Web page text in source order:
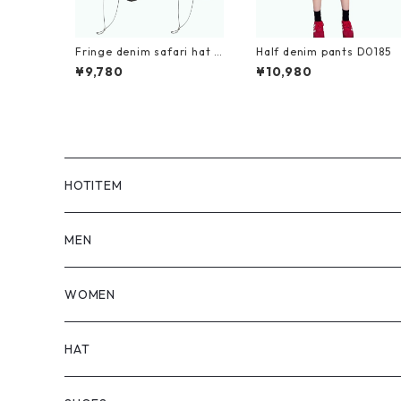
Fringe denim safari hat D
0215
¥9,780
Half denim pants D0185
¥10,980
HOTITEM
MEN
TOPS
BOTTOMS
WOMEN
TOPS
HAT